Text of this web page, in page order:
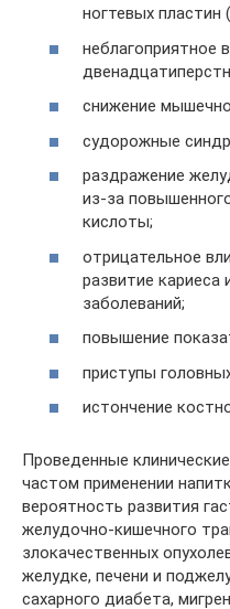
ногтевых пластин
неблагоприятное
снижение
судорожные
раздражение
из-за
кислоты;
отрицательное
развитие кариеса
заболеваний;
повышение
приступы
истончение
Проведенные
частом применении
вероятность развития
желудочно-кишечного
злокачественных
желудке, печени и
сахарного диабета,